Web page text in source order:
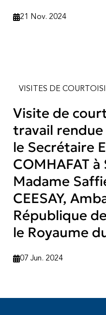
21 Nov. 2024
VISITES DE
Visite de
travail
le Secrétaire
COMHAFAT
Madame
CEESAY,
République
le Royaume
07 Jun. 2024